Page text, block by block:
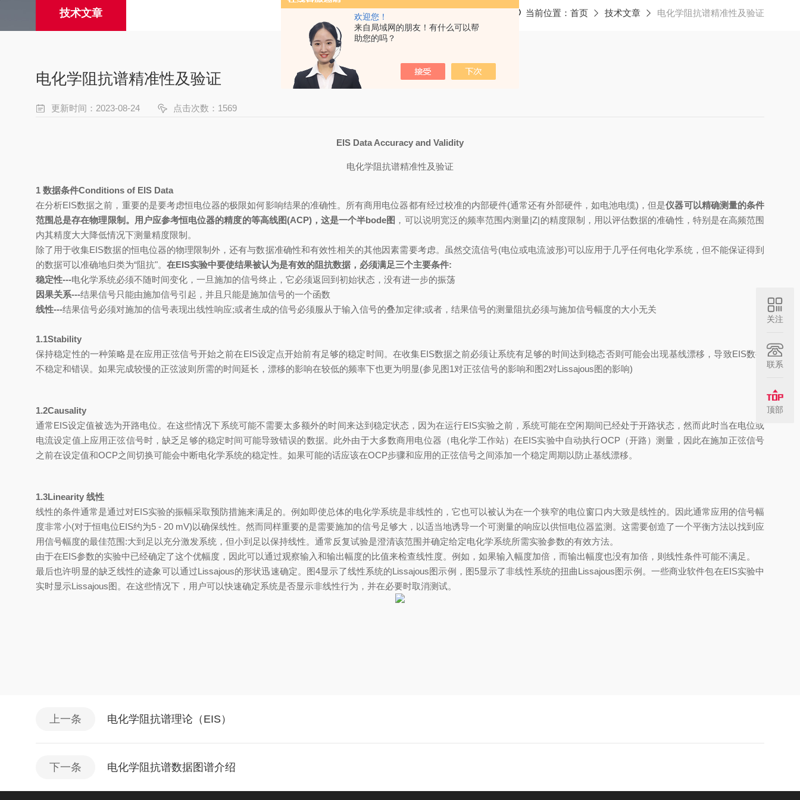
欢迎您！
来自局域网的朋友！有什么可以帮
助您的吗？
技术文章 当前位置： 首页 技术文章 电化学阻抗谱精准性及验证
电化学阻抗谱精准性及验证
更新时间：2023-08-24 点击次数：1569
EIS Data Accuracy and Validity
电化学阻抗谱精准性及验证
1 数据条件Conditions of EIS Data
在分析EIS数据之前，重要的是要考虑恒电位器的极限如何影响结果的准确性。所有商用电位器都有经过校准的内部硬件(通常还有外部硬件，如电池电缆) ，但是仪器可以精确测量的条件
范围总是存在物理限制。用户应参考恒电位器的精度的等高线图(ACP)，这是一个半bode图 ，可以说明宽泛的频率范围内测量|Z|的精度限制， 用 以评估数据的准确性，特别是在高频范围
内其精度大大降低情况下测量精度限制 。
除了用于收集EIS数据的恒电位器的物理限制外，还有与数据准确性和有效性相关的其他因素需要考虑。虽然交流信号(电位或电流波形)可以应用于几乎任何电化学系统，但不能保证得到
的数据可以准确地归类为“阻抗"。 在EIS实验中要使结果被认为是有效的阻抗数据，必须满足三个主要条件:
稳定性---电化学系统必须不随时间变化，一旦施加的信号终止，它必须返回到初始状态，没有进一步的振荡
因果关系---结果信号只能由施加信号引起，并且只能是施加信号的一个函数
线性---结果信号必须对施加的信号表现出线性响应;或者生成的信号必须服从于输入信号的叠加定律;或者，结果信号的测量阻抗必须与施加信号幅度的大小无关
1.1Stability
保持稳定性的一种策略是在应用正弦信号开始之前在EIS设定点开始前有足够的稳定时间。在收集EIS数据之前必须让系统有足够的时间达到稳态否则可能会出现基线漂移，导致EIS数据
不稳定和错误。 如果完成较慢的正弦波则 所需的时间延长，漂移的影响在较低的频率下也更为明显(参见图1对正弦信号的影响和图2对Lissajous图的影响)
1.2Causality
通常EIS设定值被选为开路电位。在这些情况下系统可能不需要太多额外的时间来达到稳定状态，因为在运行EIS实验之前，系统可能在空闲期间已经处于开路状态 ，然而此时当在电位或
电流设定值上应用正弦信号时，缺乏足够的稳定时间可能导致错误的数据。此外由于大多数商用电位器 （电化学工作站）在EIS实验中自动执行OCP（开路）测量，因此在施加正弦信号
之前在设定值和OCP之间切换可能会中断电化学系统的稳定性。如果可能的话应该在OCP步骤和应用的正弦信号之间添加一个稳定周期以防止基线漂移。
1.3Linearity 线性
线性的条件通常是通过对EIS实验的振幅采取预防措施来满足的。例如即使总体的电化学系统是非线性的，它也可以被认为在一个狭窄的电位窗口内大致是线性的。因此通常应用的信号幅
度非常小(对于恒电位EIS约为5 - 20 mV) 以确保线性。然而同样重要的是需要施加的信号足够大，以适当地诱导一个可测量的响应以供恒电位器监测。这需要创造了一个平衡方法以找到应
用信号幅度的最佳范围 :大到足以充分激发系统，但小到足以保持线性。通常反复试验是澄清该范围并确定给定电化学系统所需实验参数的有效方法。
由于在EIS参数的实验中已经确定了这个优幅度，因此可以通过观察输入和输出幅度的比值来检查线性度。例如，如果输入幅度加倍，而输出幅度也没有加倍，则线性条件可能不满足。
最后也许明显的缺乏线性的迹象可以通过Lissajous的形状迅速确定。图4显示了线性系统的Lissajous图示例，图5显示了非线性系统的扭曲Lissajous图示例。一些商业软件包在EIS实验中
实时显示Lissajous图。在这些情况下，用户可以快速确定系统是否显示非线性行为，并在必要时取消测试。
上一条 电化学阻抗谱理论（EIS）
下一条 电化学阻抗谱数据图谱介绍
关注
联系
顶部